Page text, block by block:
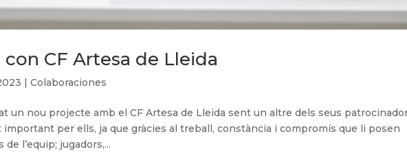
CF Artesa de Lleida
|Colaboraciones
un nou projecte amb el CF Artesa de Lleida sent un altre dels seus
important per ells, ja que gràcies al treball, constància i compromís que li posen
l’equip; jugadors,...